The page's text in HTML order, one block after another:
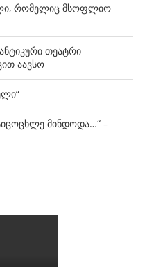
რომელიც მსოფლიო
თეატრი
აავსო
მინდოდა…“ –